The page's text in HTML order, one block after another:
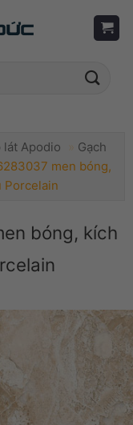
lát Apodio » Gạch
men bóng,
Porcelain
bóng, kích